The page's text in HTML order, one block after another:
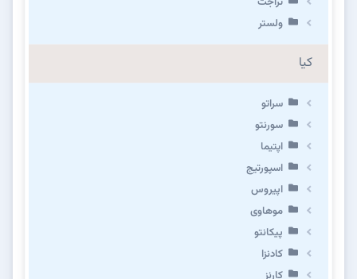
ولستر
کیا
سراتو
سورنتو
اپتیما
اسپورتیج
اپیروس
موهاوی
پیکانتو
کادنزا